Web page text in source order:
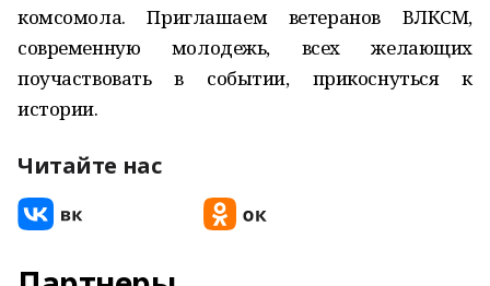
комсомола. Приглашаем ветеранов ВЛКСМ,
современную молодежь, всех желающих
поучаствовать в событии, прикоснуться к
истории.
Читайте нас